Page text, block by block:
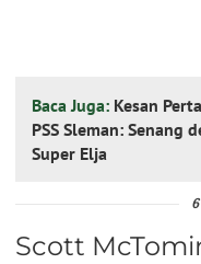
Baca Juga: Kesan
PSS Sleman: Senang
Super Elja
Scott